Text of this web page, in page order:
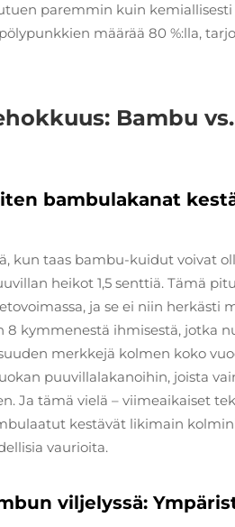
paremmin kuin
määrää 80 %:lla,
Bambu vs.
bambulakanat
kun taas bambu-kuidut voivat
heikot 1,5 senttiä. Tämä
ja se ei niin herkästi
8 kymmenestä ihmisestä, jotka
merkkejä kolmen koko
puuvillalakanoihin, joista
Ja tämä vielä – viimeaikaiset
kestävät likimain
vaurioita.
viljelyssä: